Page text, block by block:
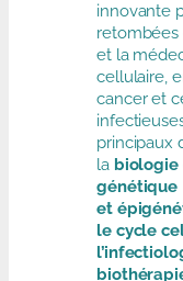
innovante
retombées
et la
cellulaire,
cancer et
principaux
la biologie
génétique
et
le cycle